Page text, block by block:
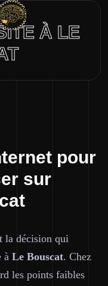
À LE
pour
sur
la décision qui
à Le Bouscat. Chez
les points faibles